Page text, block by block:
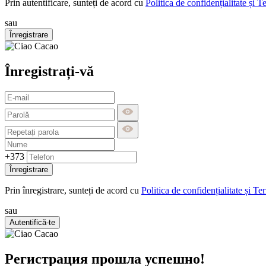
Prin autentificare, sunteți de acord cu Politica de confidențialitate și
sau
Înregistrare
Înregistrați-vă
+373
Înregistrare
Prin înregistrare, sunteți de acord cu Politica de confidențialitate și
sau
Autentifică-te
Регистрация прошла успешно!